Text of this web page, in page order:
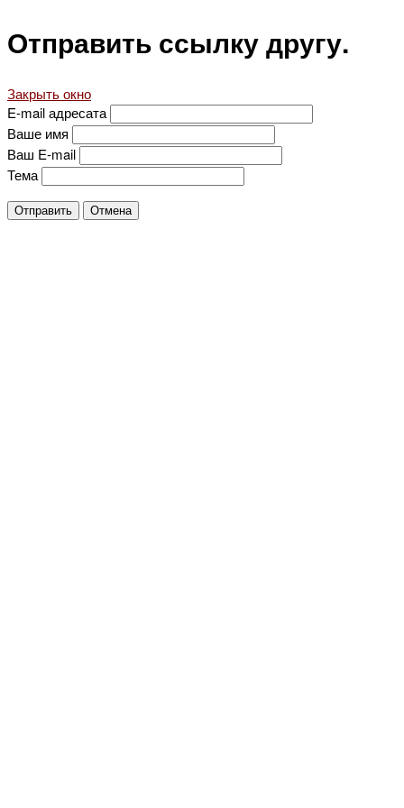
Отправить ссылку другу.
Закрыть окно
E-mail адресата
Ваше имя
Ваш E-mail
Тема
Отправить Отмена